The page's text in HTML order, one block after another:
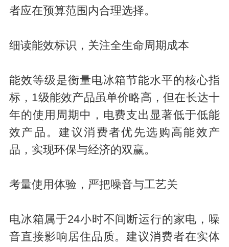
者应在预算范围内合理选择。
细读能效标识，关注全生命周期成本
能效等级是衡量电冰箱节能水平的核心指
标，1级能效产品虽单价略高，但在长达十
年的使用周期中，电费支出显著低于低能
效产品。建议消费者优先选购高能效产
品，实现环保与经济的双赢。
考量使用体验，严把噪音与工艺关
电冰箱属于24小时不间断运行的家电，噪
音直接影响居住品质。建议消费者在实体